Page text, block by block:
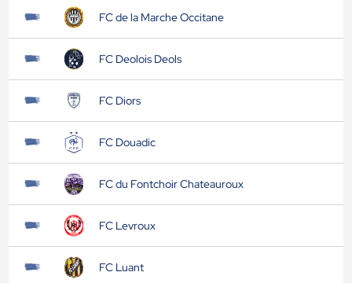
FC de la Marche Occitane
FC Deolois Deols
FC Diors
FC Douadic
FC du Fontchoir Chateauroux
FC Levroux
FC Luant